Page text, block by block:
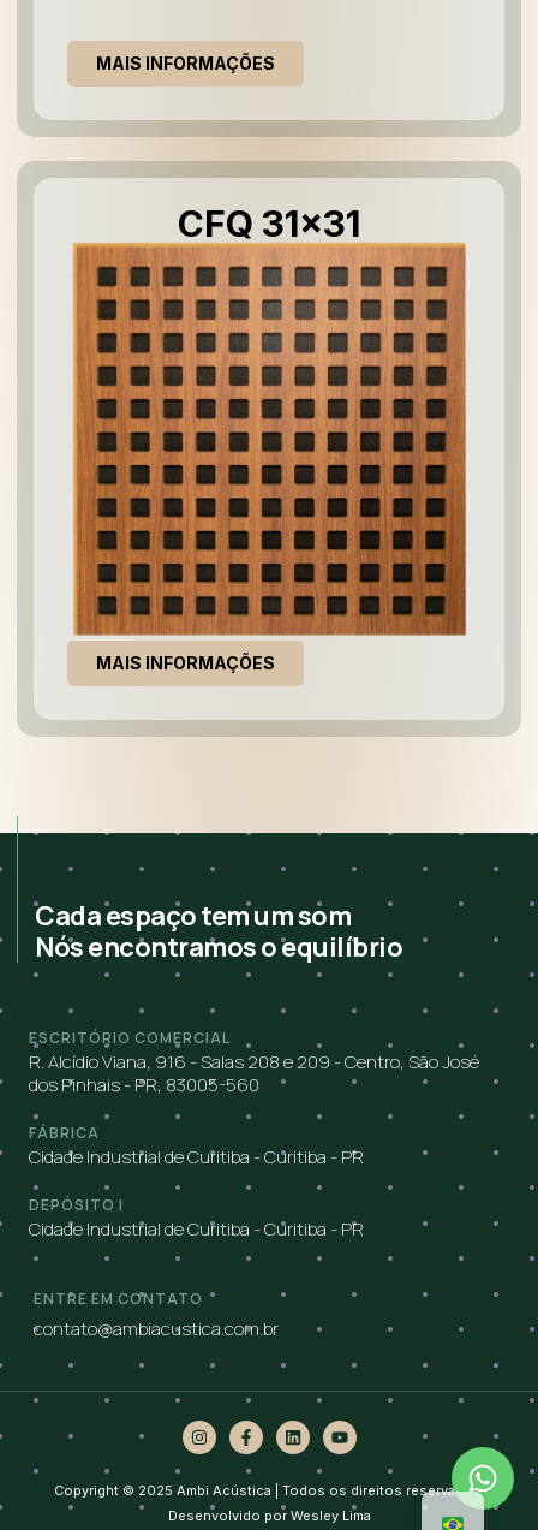
MAIS INFORMAÇÕES
CFQ 31x31
MAIS INFORMAÇÕES
Cada espaço tem um som
Nós encontramos o equilíbrio
ESCRITÓRIO COMERCIAL
R. Alcídio Viana, 916 - Salas 208 e 209 - Centro, São José
dos Pinhais - PR, 83005-560
FÁBRICA
Cidade Industrial de Curitiba - Curitiba - PR
DEPÓSITO I
Cidade Industrial de Curitiba - Curitiba - PR
ENTRE EM CONTATO
contato@ambiacustica.com.br
Copyright © 2025 Ambi Acústica | Todos os direitos reservados.
Desenvolvido por Wesley Lima